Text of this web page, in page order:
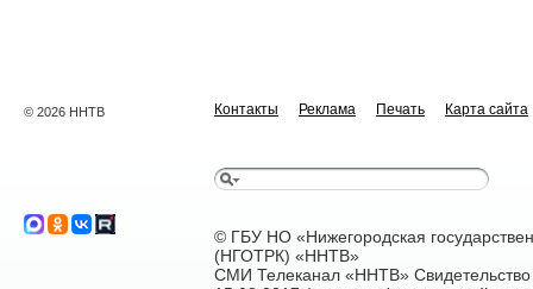
© 2026 ННТВ Контакты Реклама Печать Карта сайта
© ГБУ НО «Нижегородская
(НГОТРК) «ННТВ»
СМИ Телеканал «ННТВ»